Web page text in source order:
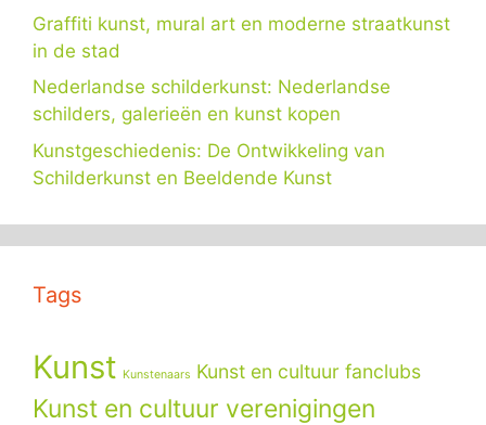
Graffiti kunst, mural art en moderne straatkunst
in de stad
Nederlandse schilderkunst: Nederlandse
schilders, galerieën en kunst kopen
Kunstgeschiedenis: De Ontwikkeling van
Schilderkunst en Beeldende Kunst
Tags
Kunst Kunstenaars Kunst en cultuur fanclubs
Kunst en cultuur verenigingen